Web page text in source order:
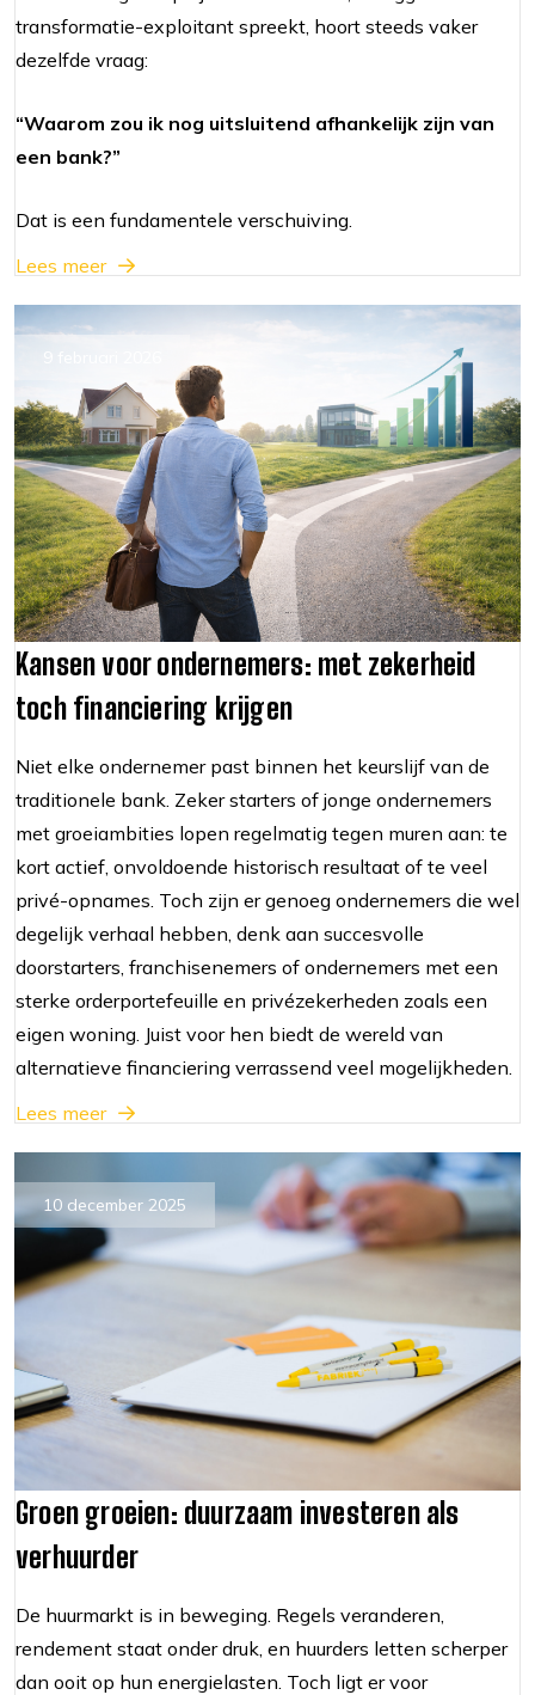
transformatie-exploitant spreekt, hoort steeds vaker
dezelfde vraag:
“Waarom zou ik nog uitsluitend afhankelijk zijn van
een bank?”
Dat is een fundamentele verschuiving.
Lees meer
9 februari 2026
Kansen voor ondernemers: met zekerheid
toch financiering krijgen
Niet elke ondernemer past binnen het keurslijf van de
traditionele bank. Zeker starters of jonge ondernemers
met groeiambities lopen regelmatig tegen muren aan: te
kort actief, onvoldoende historisch resultaat of te veel
privé-opnames. Toch zijn er genoeg ondernemers die wel
degelijk verhaal hebben, denk aan succesvolle
doorstarters, franchisenemers of ondernemers met een
sterke orderportefeuille en privézekerheden zoals een
eigen woning. Juist voor hen biedt de wereld van
alternatieve financiering verrassend veel mogelijkheden.
Lees meer
10 december 2025
Groen groeien: duurzaam investeren als
verhuurder
De huurmarkt is in beweging. Regels veranderen,
rendement staat onder druk, en huurders letten scherper
dan ooit op hun energielasten. Toch ligt er voor